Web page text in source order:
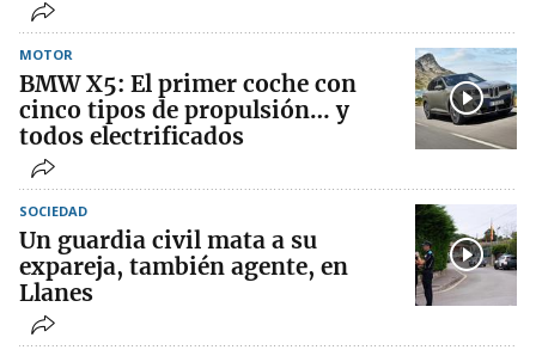
MOTOR
BMW X5: El primer coche con
cinco tipos de propulsión… y
todos electrificados
SOCIEDAD
Un guardia civil mata a su
expareja, también agente, en
Llanes